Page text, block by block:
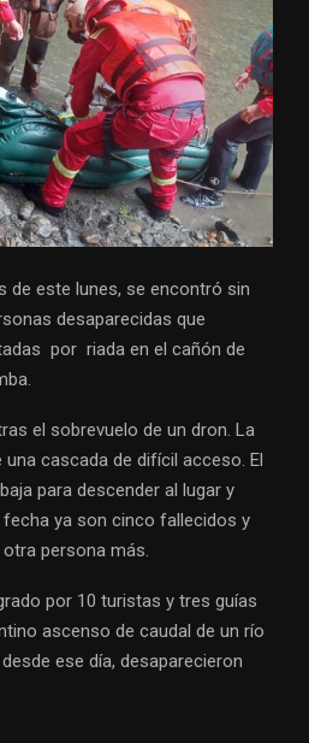
de este lunes, se encontró sin
desaparecidas que
por riada en el cañón de
el sobrevuelo de un dron. La
cascada de difícil acceso. El
para descender al lugar y
ya son cinco fallecidos y
persona más.
por 10 turistas y tres guías
ascenso de caudal de un río
ese día, desaparecieron